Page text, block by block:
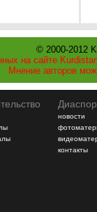
© 2000-2012
на сайте
Мнение авторов
новости
контакты